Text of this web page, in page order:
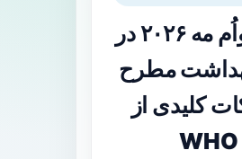
آنچه در بیست‌واُم مه ۲۰۲۶ در
مطرح
کلیدی از